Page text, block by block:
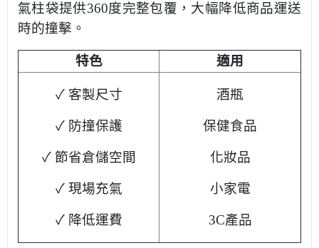
氣柱袋提供360度完整包覆，大幅降低商品運送
時的撞擊。
特色 適用
✓ 客製尺寸
✓ 防撞保護
✓ 節省倉儲空間
✓ 現場充氣
✓ 降低運費
酒瓶
保健食品
化妝品
小家電
3C產品